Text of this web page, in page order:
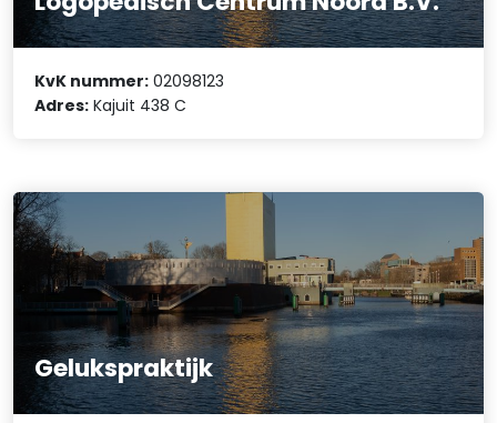
KvK nummer: 02098123
Adres: Kajuit 438 C
Gelukspraktijk